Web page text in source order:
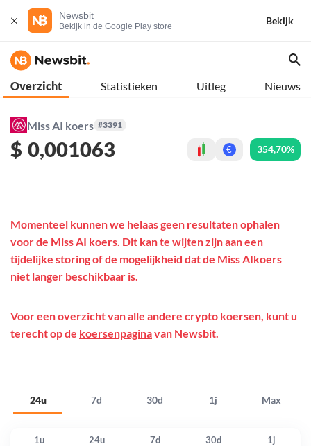
Newsbit
Bekijk in de Google Play store
Bekijk
Overzicht Statistieken Uitleg Nieuws
Miss AI koers #3391
$ 0,001063 € 354,70%
24u 7d 30d 1j Max
Momenteel kunnen we helaas geen resultaten ophalen
voor de Miss AI koers. Dit kan te wijten zijn aan een
tijdelijke storing of de mogelijkheid dat de Miss AIkoers
niet langer beschikbaar is.
Voor een overzicht van alle andere crypto koersen, kunt u
terecht op de koersenpaginavan Newsbit.
1u 24u 7d 30d 1j